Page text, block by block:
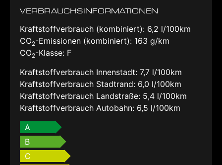
VERBRAUCHSINFORMATIONEN
Kraftstoffverbrauch (kombiniert): 6,2 l/100km
CO2-Emissionen (kombiniert): 163 g/km
CO2-Klasse: F
Kraftstoffverbrauch Innenstadt: 7,7 l/100km
Kraftstoffverbrauch Stadtrand: 6,0 l/100km
Kraftstoffverbrauch Landstraße: 5,4 l/100km
Kraftstoffverbrauch Autobahn: 6,5 l/100km
A
B
C